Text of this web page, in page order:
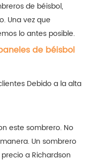
de béisbol,
Una vez que
lo antes posible.
de béisbol
Debido a la alta
este sombrero. No
Un sombrero
a Richardson